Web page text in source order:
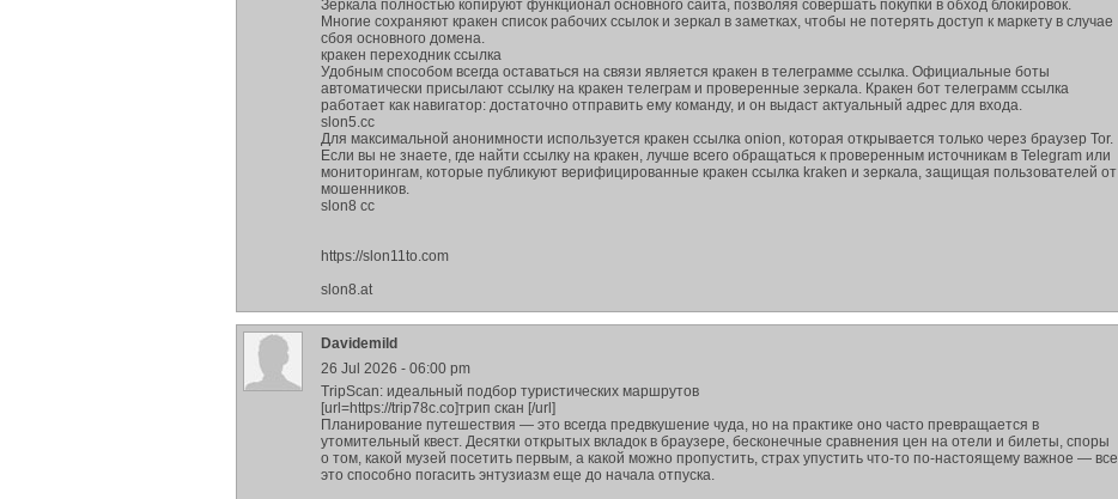
Зеркала полностью копируют функционал основного сайта, позволяя совершать покупки в обход блокировок.
Многие сохраняют кракен список рабочих ссылок и зеркал в заметках, чтобы не потерять доступ к маркету в случае
сбоя основного домена.
кракен переходник ссылка
Удобным способом всегда оставаться на связи является кракен в телеграмме ссылка. Официальные боты
автоматически присылают ссылку на кракен телеграм и проверенные зеркала. Кракен бот телеграмм ссылка
работает как навигатор: достаточно отправить ему команду, и он выдаст актуальный адрес для входа.
slon5.cc
Для максимальной анонимности используется кракен ссылка onion, которая открывается только через браузер Tor.
Если вы не знаете, где найти ссылку на кракен, лучше всего обращаться к проверенным источникам в Telegram или
мониторингам, которые публикуют верифицированные кракен ссылка kraken и зеркала, защищая пользователей от
мошенников.
slon8 cc
https://slon11to.com
slon8.at
Davidemild
26 Jul 2026 - 06:00 pm
TripScan: идеальный подбор туристических маршрутов
[url=https://trip78c.co]трип скан [/url]
Планирование путешествия — это всегда предвкушение чуда, но на практике оно часто превращается в
утомительный квест. Десятки открытых вкладок в браузере, бесконечные сравнения цен на отели и билеты, споры
о том, какой музей посетить первым, а какой можно пропустить, страх упустить что-то по-настоящему важное — все
это способно погасить энтузиазм еще до начала отпуска.